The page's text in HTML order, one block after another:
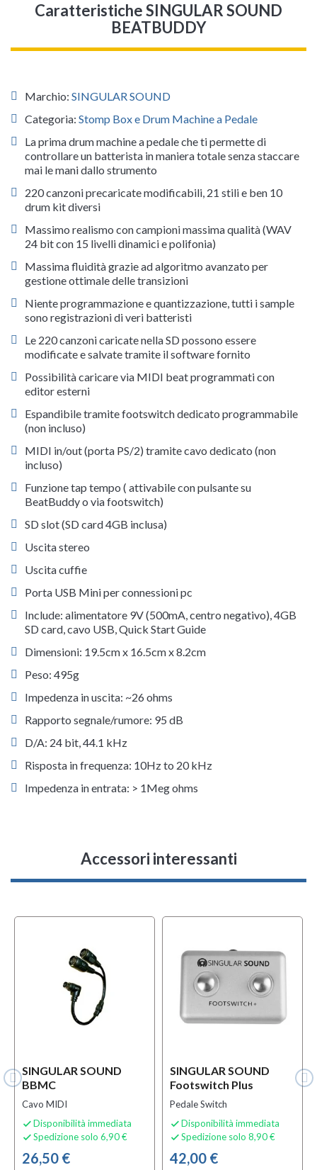
Caratteristiche SINGULAR SOUND
BEATBUDDY
Marchio: SINGULAR SOUND
Categoria: Stomp Box e Drum Machine a Pedale
La prima drum machine a pedale che ti permette di
controllare un batterista in maniera totale senza staccare
mai le mani dallo strumento
220 canzoni precaricate modificabili, 21 stili e ben 10
drum kit diversi
Massimo realismo con campioni massima qualità (WAV
24 bit con 15 livelli dinamici e polifonia)
Massima fluidità grazie ad algoritmo avanzato per
gestione ottimale delle transizioni
Niente programmazione e quantizzazione, tutti i sample
sono registrazioni di veri batteristi
Le 220 canzoni caricate nella SD possono essere
modificate e salvate tramite il software fornito
Possibilità caricare via MIDI beat programmati con
editor esterni
Espandibile tramite footswitch dedicato programmabile
(non incluso)
MIDI in/out (porta PS/2) tramite cavo dedicato (non
incluso)
Funzione tap tempo ( attivabile con pulsante su
BeatBuddy o via footswitch)
SD slot (SD card 4GB inclusa)
Uscita stereo
Uscita cuffie
Porta USB Mini per connessioni pc
Include: alimentatore 9V (500mA, centro negativo), 4GB
SD card, cavo USB, Quick Start Guide
Dimensioni: 19.5cm x 16.5cm x 8.2cm
Peso: 495g
Impedenza in uscita: ~26 ohms
Rapporto segnale/rumore: 95 dB
D/A: 24 bit, 44.1 kHz
Risposta in frequenza: 10Hz to 20 kHz
Impedenza in entrata: > 1Meg ohms
Accessori interessanti
SINGULAR SOUND
BBMC
Cavo MIDI
 Disponibilità immediata
 Spedizione solo 6,90 €
26,50 €
SINGULAR SOUND
Footswitch Plus
Pedale Switch
 Disponibilità immediata
 Spedizione solo 8,90 €
42,00 €